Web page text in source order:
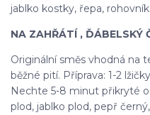
jablko kostky, řepa, rohovník.
NA ZAHŘÁTÍ , ĎÁBELSKÝ
Originální směs vhodná na
běžné pití. Příprava: 1-2
Nechte 5-8 minut přikryté
plod, jablko plod, pepř